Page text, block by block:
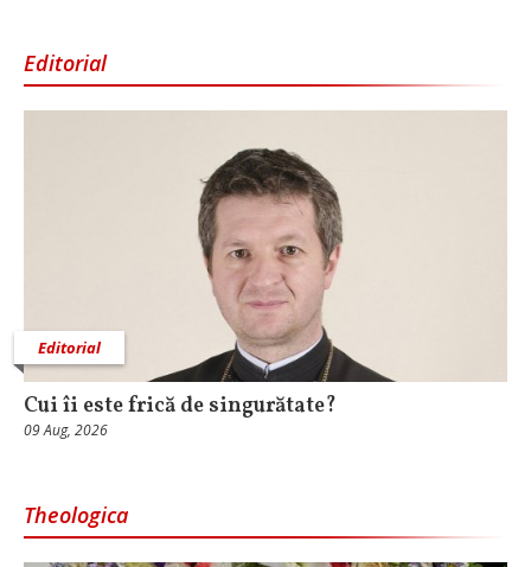
Editorial
Editorial
Cui îi este frică de singurătate?
09 Aug, 2026
Theologica